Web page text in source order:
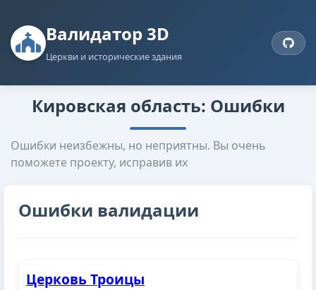
Валидатор 3D
Церкви и исторические здания
Кировская область: Ошибки
Ошибки неизбежны, но неприятны. Вы очень
поможете проекту, исправив их
Ошибки валидации
Церковь Троицы